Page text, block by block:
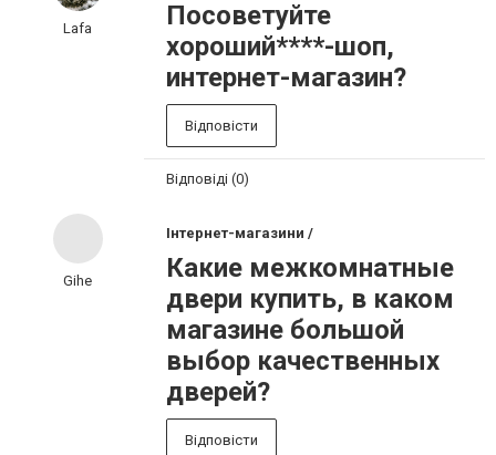
Lafa
Посоветуйте
хороший****-шоп,
интернет-магазин?
Відповісти
Відповіді (0)
Gihe
Інтернет-магазини /
Какие межкомнатные
двери купить, в каком
магазине большой
выбор качественных
дверей?
Відповісти